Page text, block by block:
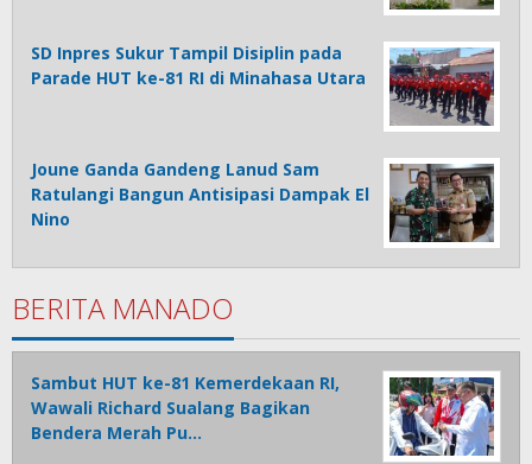
SD Inpres Sukur Tampil Disiplin pada
Parade HUT ke-81 RI di Minahasa Utara
Joune Ganda Gandeng Lanud Sam
Ratulangi Bangun Antisipasi Dampak El
Nino
BERITA MANADO
Sambut HUT ke-81 Kemerdekaan RI,
Wawali Richard Sualang Bagikan
Bendera Merah Pu…